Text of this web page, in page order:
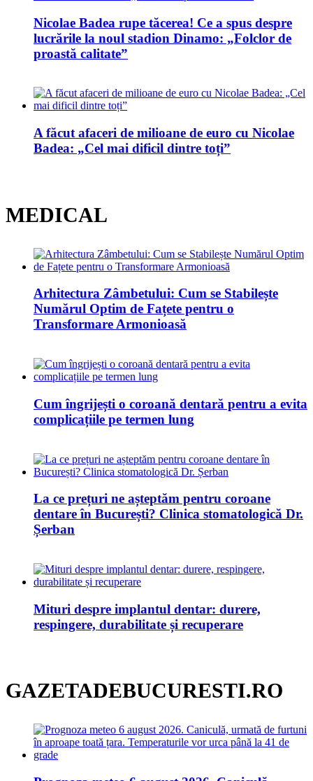
Nicolae Badea rupe tăcerea! Ce a spus despre
lucrările la noul stadion Dinamo: „Folclor de
proastă calitate”
A făcut afaceri de milioane de euro cu Nicolae
Badea: „Cel mai dificil dintre toți”
MEDICAL
Arhitectura Zâmbetului: Cum se Stabilește
Numărul Optim de Fațete pentru o
Transformare Armonioasă
Cum îngrijești o coroană dentară pentru a evita
complicațiile pe termen lung
La ce prețuri ne așteptăm pentru coroane
dentare în București? Clinica stomatologică Dr.
Șerban
Mituri despre implantul dentar: durere,
respingere, durabilitate și recuperare
GAZETADEBUCURESTI.RO